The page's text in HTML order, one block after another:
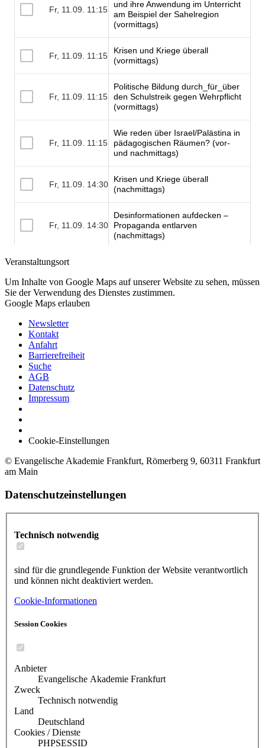
Veranstaltungsort
Um Inhalte von Google Maps auf unserer Website zu sehen, müssen
Sie der Verwendung des Dienstes zustimmen.
Google Maps erlauben
Newsletter
Kontakt
Anfahrt
Barrierefreiheit
Suche
AGB
Datenschutz
Impressum
Cookie-Einstellungen
© Evangelische Akademie Frankfurt, Römerberg 9, 60311 Frankfurt
am Main
Datenschutzeinstellungen
Technisch notwendig
sind für die grundlegende Funktion der Website verantwortlich
und können nicht deaktiviert werden.
Cookie-Informationen
Session Cookies
Anbieter
Evangelische Akademie Frankfurt
Zweck
Technisch notwendig
Land
Deutschland
Cookies / Dienste
PHPSESSID